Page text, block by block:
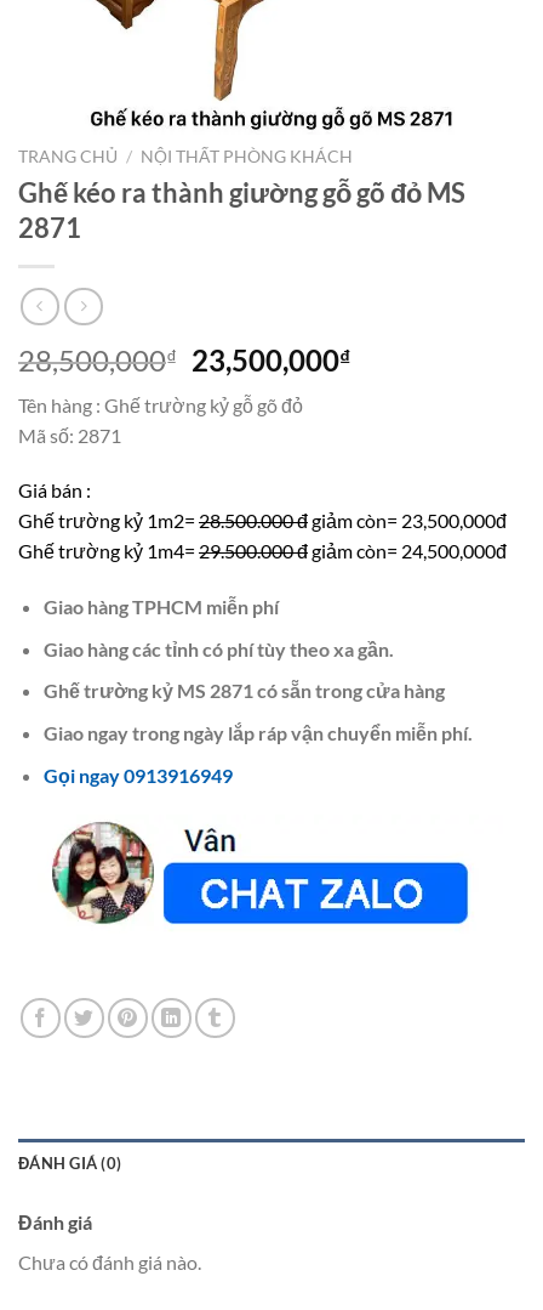
TRANG CHỦ / NỘI THẤT PHÒNG KHÁCH
Ghế kéo ra thành giường gỗ gõ đỏ MS
2871
28,500,000₫
Giá
gốc
là:
23,500,000₫Giá
Tên hàng : Ghế trường kỷ gỗ gõ đỏ
Mã số: 2871
Giá bán :
Ghế trường kỷ 1m2= 28.500.000 đgiảm còn= 23,500,000đ
Ghế trường kỷ 1m4= 29.500.000 đgiảm còn= 24,500,000đ
Giao hàng TPHCM miễn phí
Giao hàng các tỉnh có phí tùy theo xa gần.
Ghế trường kỷ MS 2871 có sẵn trong cửa hàng
Giao ngay trong ngày lắp ráp vận chuyển miễn phí.
Gọi ngay 0913916949
ĐÁNH GIÁ (0)
Đánh giá
Chưa có đánh giá nào.